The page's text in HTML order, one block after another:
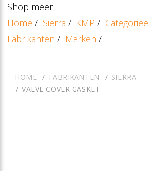
Shop meer
Home / Sierra / KMP /
Fabrikanten / Merken /
HOME FABRIKANTEN
SIERRA
VALVE COVER GASKET